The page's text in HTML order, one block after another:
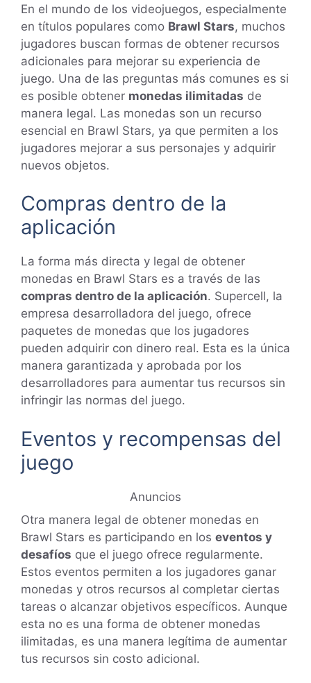
En el mundo de los videojuegos, especialmente
en títulos populares como Brawl Stars, muchos
jugadores buscan formas de obtener recursos
adicionales para mejorar su experiencia de
juego. Una de las preguntas más comunes es si
es posible obtener monedas ilimitadas de
manera legal. Las monedas son un recurso
esencial en Brawl Stars, ya que permiten a los
jugadores mejorar a sus personajes y adquirir
nuevos objetos.
Compras dentro de la
aplicación
La forma más directa y legal de obtener
monedas en Brawl Stars es a través de las
compras dentro de la aplicación. Supercell, la
empresa desarrolladora del juego, ofrece
paquetes de monedas que los jugadores
pueden adquirir con dinero real. Esta es la única
manera garantizada y aprobada por los
desarrolladores para aumentar tus recursos sin
infringir las normas del juego.
Eventos y recompensas del
juego
Anuncios
Otra manera legal de obtener monedas en
Brawl Stars es participando en los eventos y
desafíos que el juego ofrece regularmente.
Estos eventos permiten a los jugadores ganar
monedas y otros recursos al completar ciertas
tareas o alcanzar objetivos específicos. Aunque
esta no es una forma de obtener monedas
ilimitadas, es una manera legítima de aumentar
tus recursos sin costo adicional.